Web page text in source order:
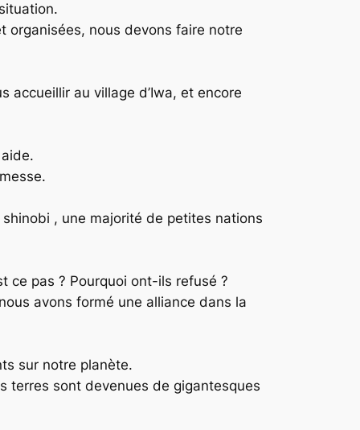
organisées, nous devons faire notre
accueillir au village d’Iwa, et encore
, une majorité de petites nations
ce pas ? Pourquoi ont-ils refusé ?
avons formé une alliance dans la
sur notre planète.
terres sont devenues de gigantesques